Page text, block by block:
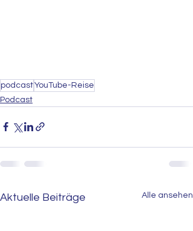
podcastYouTube-Reise
Podcast
Aktuelle Beiträge Alle ansehen